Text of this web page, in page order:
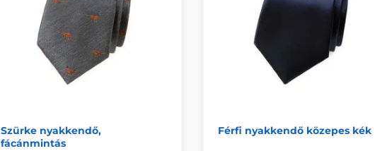
Szürke nyakkendő,
fácánmintás
Férfi nyakkendő közepes kék